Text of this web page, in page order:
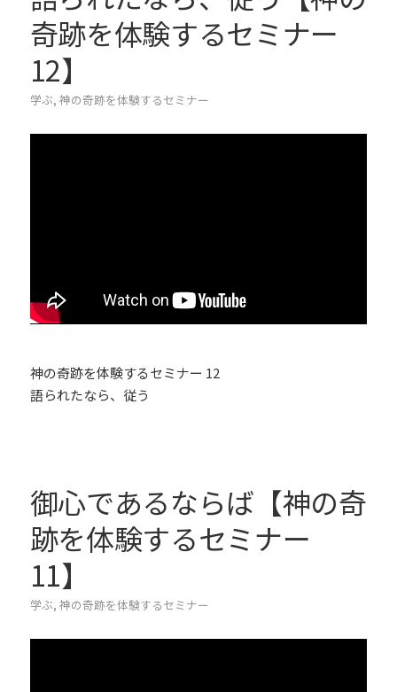
奇跡を体験するセミナー
12】
学ぶ, 神の奇跡を体験するセミナー
神の奇跡を体験するセミナー 12
語られたなら、従う
御心であるならば【神の奇
跡を体験するセミナー
11】
学ぶ, 神の奇跡を体験するセミナー